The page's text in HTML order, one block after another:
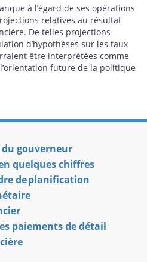
à l’égard de ses opérations
relatives au résultat
De telles projections
d’hypothèses sur les taux
être interprétées comme
future de la politique
gouverneur
quelques chiffres
de planification
paiements de détail